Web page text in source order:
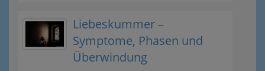
Liebeskummer –
Symptome, Phasen und
Überwindung